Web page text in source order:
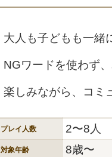
大人も子どもも一緒
NGワードを使わず
楽しみながら、コミ
プレイ人数 2〜8人
対象年齢 8歳〜